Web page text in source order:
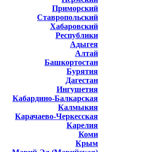
Приморский
Ставропольский
Хабаровский
Республики
Адыгея
Алтай
Башкортостан
Бурятия
Дагестан
Ингушетия
Кабардино-Балкарская
Калмыкия
Карачаево-Черкесская
Карелия
Коми
Крым